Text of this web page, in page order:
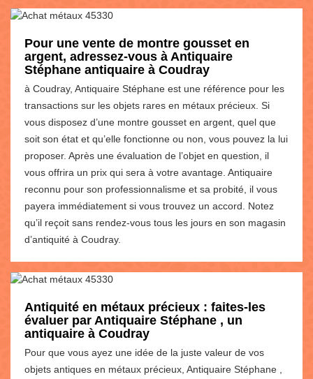
Pour une vente de montre gousset en
argent, adressez-vous à Antiquaire
Stéphane antiquaire à Coudray
à Coudray, Antiquaire Stéphane est une référence pour les
transactions sur les objets rares en métaux précieux. Si
vous disposez d’une montre gousset en argent, quel que
soit son état et qu’elle fonctionne ou non, vous pouvez la lui
proposer. Après une évaluation de l’objet en question, il
vous offrira un prix qui sera à votre avantage. Antiquaire
reconnu pour son professionnalisme et sa probité, il vous
payera immédiatement si vous trouvez un accord. Notez
qu’il reçoit sans rendez-vous tous les jours en son magasin
d’antiquité à Coudray.
Antiquité en métaux précieux : faites-les
évaluer par Antiquaire Stéphane , un
antiquaire à Coudray
Pour que vous ayez une idée de la juste valeur de vos
objets antiques en métaux précieux, Antiquaire Stéphane ,